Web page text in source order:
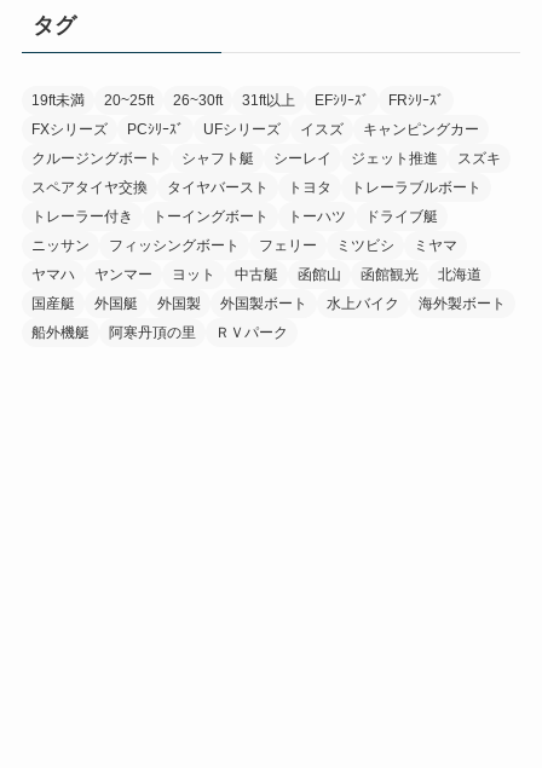
タグ
19ft未満 20~25ft 26~30ft 31ft以上 EFｼﾘｰｽﾞ
FRｼﾘｰｽﾞ
FXシリーズ
PCｼﾘｰｽﾞ UFシリーズ イスズ
キャンピングカー
クルージングボート
シャフト艇 シーレイ ジェット推進
スズキ
スペアタイヤ交換
タイヤバースト トヨタ
トレーラブルボート
トレーラー付き
トーイングボート トーハツ
ドライブ艇
ニッサン
フィッシングボート フェリー ミツビシ
ミヤマ
ヤマハ
ヤンマー ヨット 中古艇 函館山 函館観光
北海道
国産艇
外国艇 外国製 外国製ボート 水上バイク
海外製ボート
船外機艇
阿寒丹頂の里 ＲＶパーク